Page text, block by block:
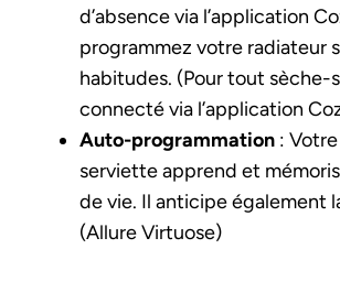
d’absence via l’application
programmez votre radiateur
habitudes. (Pour tout sèche-
connecté via l’application
Auto-programmation :
serviette apprend et
de vie. Il anticipe également
(Allure Virtuose)